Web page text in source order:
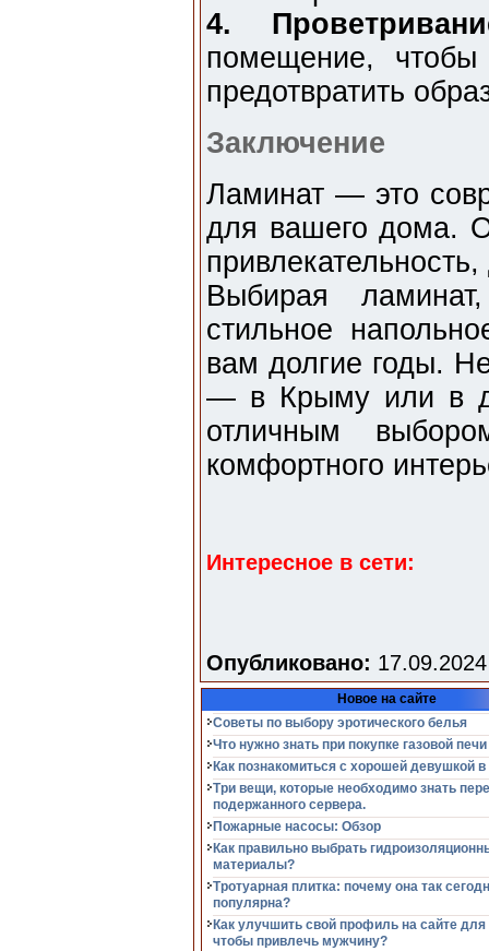
4.
помещение, чтобы
предотвратить
Заключение
Ламинат — это
для вашего дома.
Выбирая
стильное
вам долгие годы.
— в Крыму или в
отличным
комфортного
Интересное в сети:
Опубликовано:
Новое на сайте
Советы по выбору эротического белья
Что нужно знать при покупке газовой печи
Как познакомиться с хорошей девушкой в
Три вещи, которые необходимо знать
подержанного сервера.
Пожарные насосы: Обзор
Как правильно выбрать
материалы?
Тротуарная плитка: почему она так
популярна?
Как улучшить свой профиль на сайте для
чтобы привлечь мужчину?